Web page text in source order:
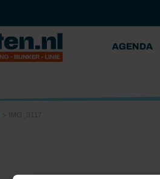
AGENDA